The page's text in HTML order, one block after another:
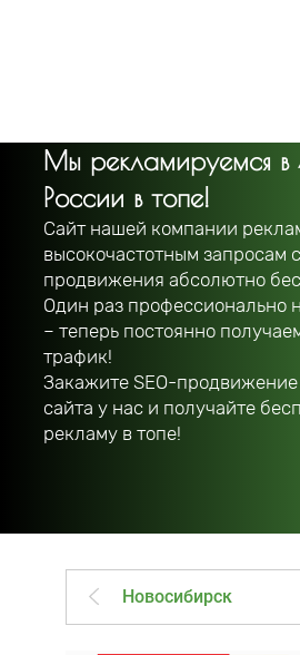
Мы рекламируемся в
России в топе!
Сайт нашей компании
высокочастотным запросам
продвижения абсолютно
Один раз профессионально
– теперь постоянно
трафик!
Закажите SEO-
сайта у нас и получайте
рекламу в топе!
Новосибирск